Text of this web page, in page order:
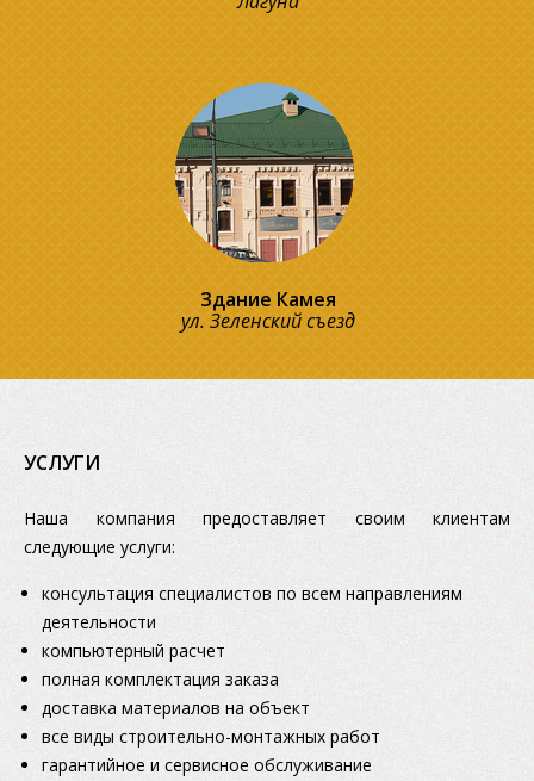
Здание Камея
ул. Зеленский съезд
УСЛУГИ
Наша компания предоставляет своим клиентам
следующие услуги:
консультация специалистов по всем направлениям
деятельности
компьютерный расчет
полная комплектация заказа
доставка материалов на объект
все виды строительно-монтажных работ
гарантийное и сервисное обслуживание